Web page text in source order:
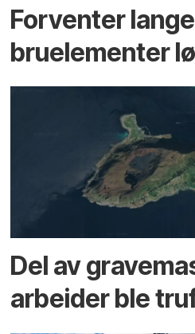
Forventer
bru­elementer
Del av
arbeider ble